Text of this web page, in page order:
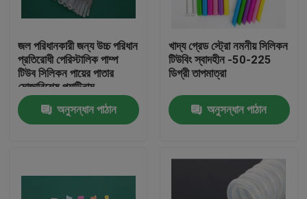
জল পরিধানকারী জন্য উচ্চ পরিধান
প্রতিরোধী পেরিস্টালিক পাম্প
টিউব সিলিকন পায়ের পাতার
মোজাবিশেষ প্ল্যাটিনাম
অনুসন্ধান পাঠান
খাদ্য গ্রেড স্ট্রো নমনীয় সিলিকন
টিউবিং স্বাদহীন -50-225
ডিগ্রী তাপমাত্রা
অনুসন্ধান পাঠান